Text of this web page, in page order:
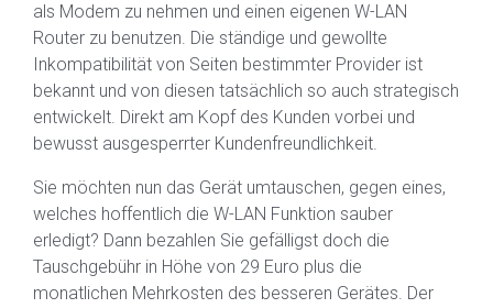
als Modem zu nehmen und einen eigenen W-LAN
Router zu benutzen. Die ständige und gewollte
Inkompatibilität von Seiten bestimmter Provider ist
bekannt und von diesen tatsächlich so auch strategisch
entwickelt. Direkt am Kopf des Kunden vorbei und
bewusst ausgesperrter Kundenfreundlichkeit.
Sie möchten nun das Gerät umtauschen, gegen eines,
welches hoffentlich die W-LAN Funktion sauber
erledigt? Dann bezahlen Sie gefälligst doch die
Tauschgebühr in Höhe von 29 Euro plus die
monatlichen Mehrkosten des besseren Gerätes. Der